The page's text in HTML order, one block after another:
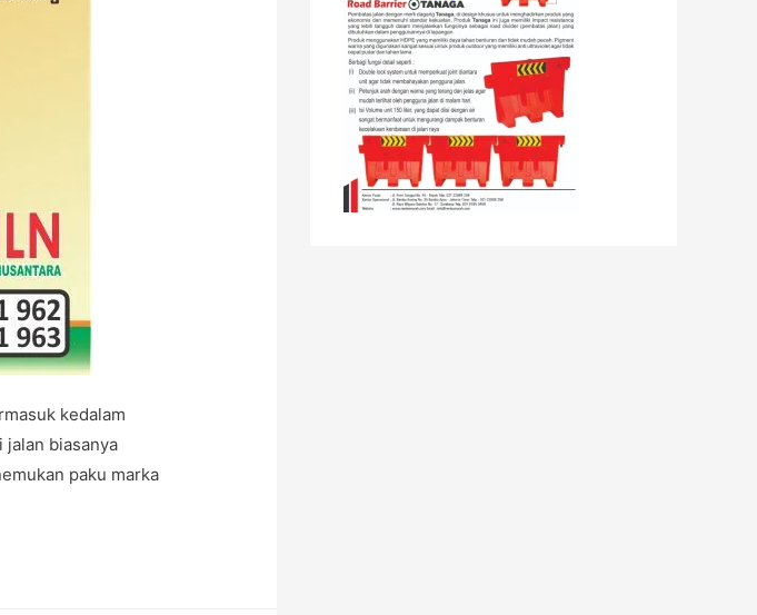
kedalam
jalan biasanya
paku marka